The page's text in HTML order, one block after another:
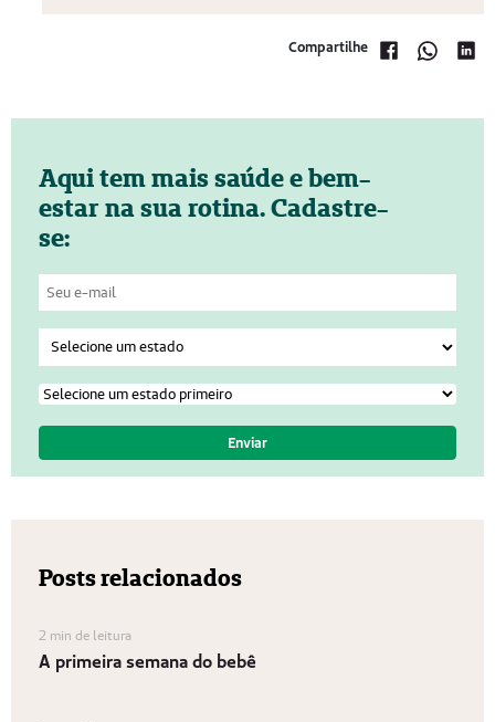
Compartilhe
Aqui tem mais saúde e bem-
estar na sua rotina. Cadastre-
se:
Posts relacionados
2 min de leitura
A primeira semana do bebê